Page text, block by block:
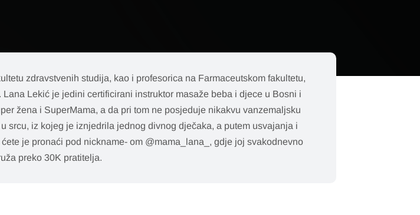
zdravstvenih studija, kao i profesorica na Farmaceutskom fakultetu,
Lekić je jedini certificirani instruktor masaže beba i djece u Bosni i
žena i SuperMama, a da pri tom ne posjeduje nikakvu vanzemaljsku
srcu, iz kojeg je iznjedrila jednog divnog dječaka, a putem usvajanja i
je pronaći pod nickname- om @mama_lana_, gdje joj svakodnevno
preko 30K pratitelja.